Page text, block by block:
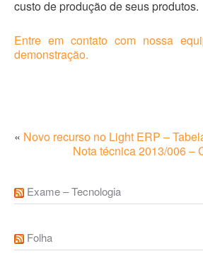
custo de produção de seus produtos.
Entre em contato com nossa
demonstração.
« Novo recurso no Light ERP –
Nota técnica 2013/006 –
Exame – Tecnologia
Folha